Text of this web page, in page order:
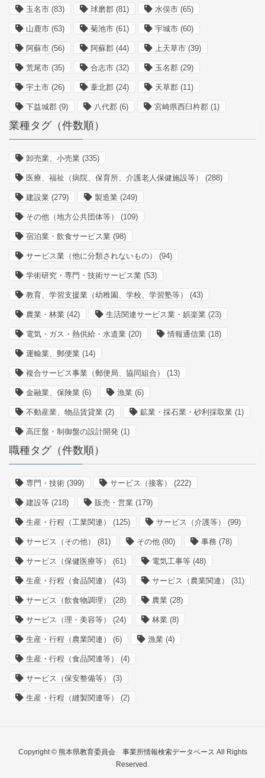
玉名市 (83) 球磨郡 (81) 水俣市 (65)
山鹿市 (63) 菊池市 (61) 宇城市 (60)
阿蘇市 (56) 阿蘇郡 (44) 上天草市 (39)
荒尾市 (35) 合志市 (32) 玉名郡 (29)
宇土市 (26) 葦北郡 (24) 天草郡 (11)
下益城郡 (9) 八代郡 (6) 宮崎県西臼杵郡 (1)
業種タグ（件数順）
卸売業、小売業 (335)
医療、福祉（病院、保育所、介護老人保健施設等） (288)
建設業 (279) 製造業 (249)
その他（地方公共団体等） (109)
宿泊業・飲食サービス業 (98)
サービス業（他に分類されないもの） (94)
学術研究・専門・技術サービス業 (53)
教育、学習支援業（幼稚園、学校、学習塾等） (43)
農業・林業 (42) 生活関連サービス業・娯楽業 (23)
電気・ガス・熱供給・水道業 (20) 情報通信業 (18)
運輸業、郵便業 (14)
複合サービス事業（郵便局、協同組合） (13)
金融業、保険業 (6) 漁業 (6)
不動産業、物品賃貸業 (2) 鉱業・採石業・砂利採取業 (1)
高圧盤・制御盤の設計開発 (1)
職種タグ（件数順）
専門・技術 (399) サービス（接客） (222)
建設等 (218) 販売・営業 (179)
生産・行程（工業関連） (125) サービス（介護等） (99)
サービス（その他） (81) その他 (80) 事務 (78)
サービス（保健医療等） (61) 電気工事等 (48)
生産・行程（食品関連） (43) サービス（農業関連） (31)
サービス（飲食物調理） (28) 農業 (28)
サービス（理・美容等） (24) 林業 (8)
生産・行程（農業関連） (6) 漁業 (4)
生産・行程（食品関連等） (4)
サービス（保安整備等） (3)
生産・行程（縫製関連等） (2)
Copyright © 熊本県教育委員会 事業所情報検索データベース All Rights
Reserved.